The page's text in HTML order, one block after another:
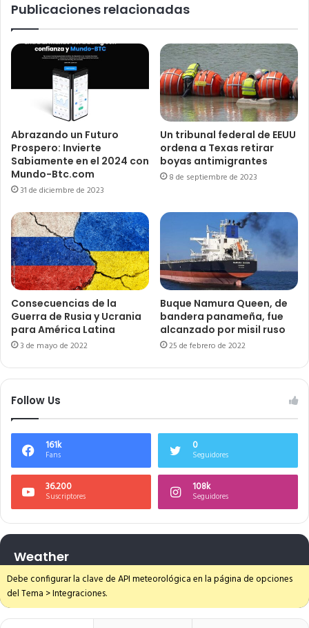
Publicaciones relacionadas
Abrazando un Futuro
Prospero: Invierte
Sabiamente en el 2024 con
Mundo-Btc.com
31 de diciembre de 2023
Un tribunal federal de EEUU
ordena a Texas retirar
boyas antimigrantes
8 de septiembre de 2023
Consecuencias de la
Guerra de Rusia y Ucrania
para América Latina
3 de mayo de 2022
Buque Namura Queen, de
bandera panameña, fue
alcanzado por misil ruso
25 de febrero de 2022
Follow Us
161k
Fans
0
Seguidores
36.200
Suscriptores
108k
Seguidores
Weather
Debe configurar la clave de API meteorológica en la página de opciones
del Tema > Integraciones.